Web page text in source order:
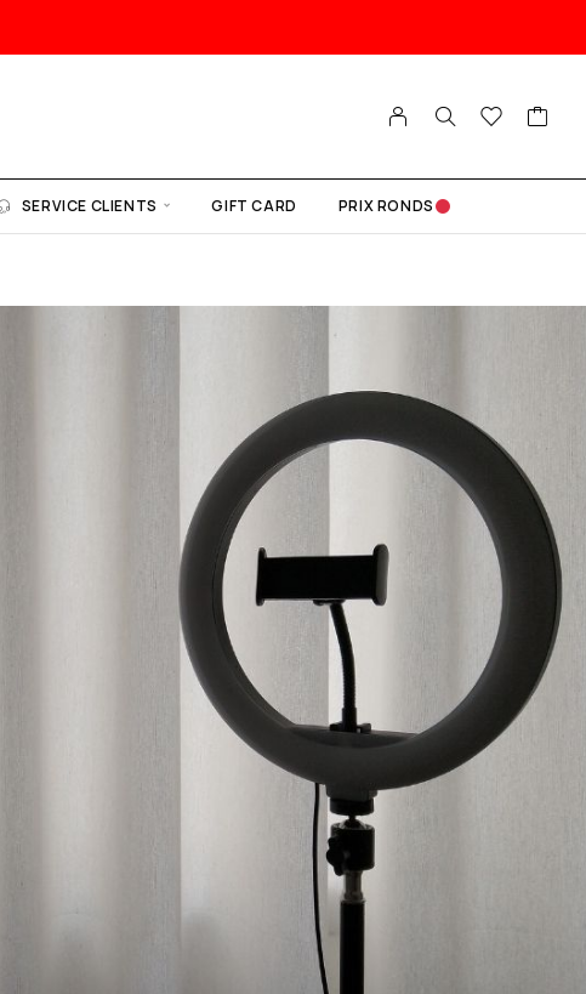
SERVICE CLIENTS GIFT CARD PRIX RONDS